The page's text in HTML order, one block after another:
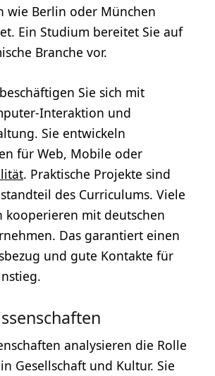
wie Berlin oder München
Ein Studium bereitet Sie auf
Branche vor.
Sie sich mit
Interaktion und
Sie entwickeln
für Web, Mobile oder
. Praktische Projekte sind
des Curriculums. Viele
kooperieren mit deutschen
Das garantiert einen
und gute Kontakte für
analysieren die Rolle
Gesellschaft und Kultur. Sie